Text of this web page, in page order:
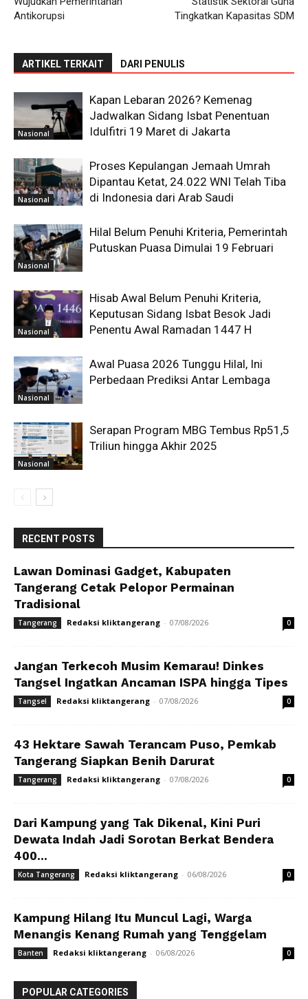
Antikorupsi
Tingkatkan Kapasitas SDM
ARTIKEL TERKAIT DARI PENULIS
Nasional
Kapan Lebaran 2026? Kemenag
Jadwalkan Sidang Isbat Penentuan
Idulfitri 19 Maret di Jakarta
Nasional
Proses Kepulangan Jemaah Umrah
Dipantau Ketat, 24.022 WNI Telah Tiba
di Indonesia dari Arab Saudi
Nasional
Hilal Belum Penuhi Kriteria, Pemerintah
Putuskan Puasa Dimulai 19 Februari
Nasional
Hisab Awal Belum Penuhi Kriteria,
Keputusan Sidang Isbat Besok Jadi
Penentu Awal Ramadan 1447 H
Nasional
Awal Puasa 2026 Tunggu Hilal, Ini
Perbedaan Prediksi Antar Lembaga
Nasional
Serapan Program MBG Tembus Rp51,5
Triliun hingga Akhir 2025
RECENT POSTS
Lawan Dominasi Gadget, Kabupaten
Tangerang Cetak Pelopor Permainan
Tradisional
Tangerang Redaksi kliktangerang - 07/08/2026 0
Jangan Terkecoh Musim Kemarau! Dinkes
Tangsel Ingatkan Ancaman ISPA hingga Tipes
Tangsel Redaksi kliktangerang - 07/08/2026 0
43 Hektare Sawah Terancam Puso, Pemkab
Tangerang Siapkan Benih Darurat
Tangerang Redaksi kliktangerang - 07/08/2026 0
Dari Kampung yang Tak Dikenal, Kini Puri
Dewata Indah Jadi Sorotan Berkat Bendera
400...
Kota Tangerang Redaksi kliktangerang - 06/08/2026 0
Kampung Hilang Itu Muncul Lagi, Warga
Menangis Kenang Rumah yang Tenggelam
Banten Redaksi kliktangerang - 06/08/2026 0
POPULAR CATEGORIES